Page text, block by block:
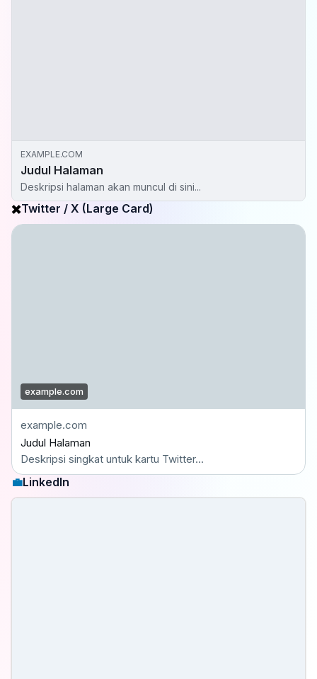
EXAMPLE.COM
Judul Halaman
Deskripsi halaman akan muncul di sini...
✖️Twitter / X (Large Card)
example.com
example.com
Judul Halaman
Deskripsi singkat untuk kartu Twitter...
💼LinkedIn